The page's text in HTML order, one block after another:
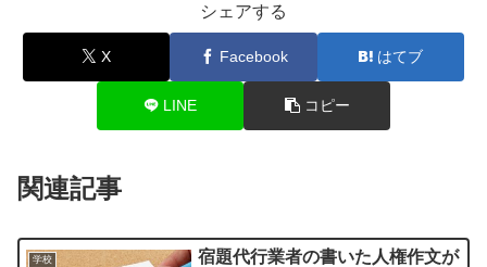
シェアする
X Facebook はてブ
LINE コピー
関連記事
学校
宿題代行業者の書いた人権作文が